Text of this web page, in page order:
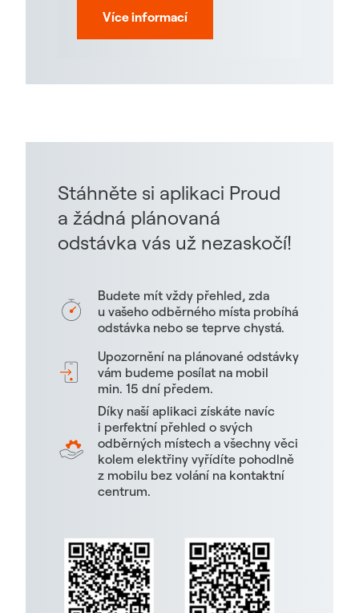
Více informací
Stáhněte si aplikaci Proud
a žádná plánovaná
odstávka vás už nezaskočí!
Budete mít vždy přehled, zda
u vašeho odběrného místa probíhá
odstávka nebo se teprve chystá.
Upozornění na plánované odstávky
vám budeme posílat na mobil
min. 15 dní předem.
Díky naší aplikaci získáte navíc
i perfektní přehled o svých
odběrných místech a všechny věci
kolem elektřiny vyřídíte pohodlně
z mobilu bez volání na kontaktní
centrum.